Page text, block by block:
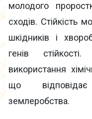
молодого
сходів. Стійкість
шкідників і
генів
використання
що
землеробства.